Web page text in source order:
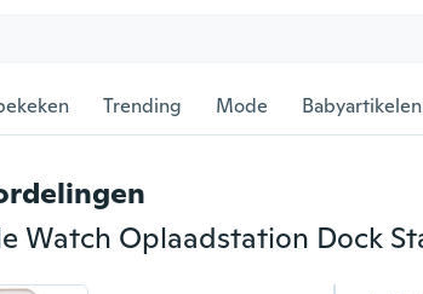
Trending Mode Babyartikelen